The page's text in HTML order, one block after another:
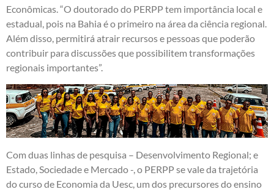
Econômicas. “O doutorado do PERPP tem importância local e
estadual, pois na Bahia é o primeiro na área da ciência regional.
Além disso, permitirá atrair recursos e pessoas que poderão
contribuir para discussões que possibilitem transformações
regionais importantes”.
Com duas linhas de pesquisa – Desenvolvimento Regional; e
Estado, Sociedade e Mercado -, o PERPP se vale da trajetória
do curso de Economia da Uesc, um dos precursores do ensino